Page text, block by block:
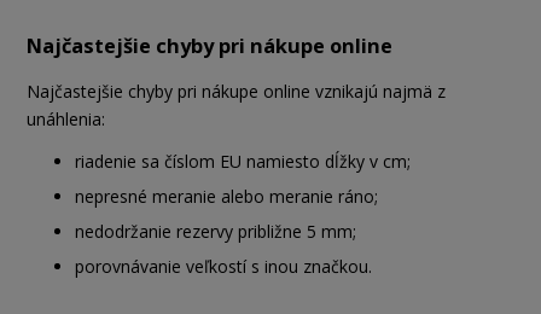
Najčastejšie chyby pri nákupe online
Najčastejšie chyby pri nákupe online vznikajú najmä z
unáhlenia:
riadenie sa číslom EU namiesto dĺžky v cm;
nepresné meranie alebo meranie ráno;
nedodržanie rezervy približne 5 mm;
porovnávanie veľkostí s inou značkou.